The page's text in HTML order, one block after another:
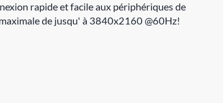
rapide et facile aux périphériques de
de jusqu' à 3840x2160 @60Hz!